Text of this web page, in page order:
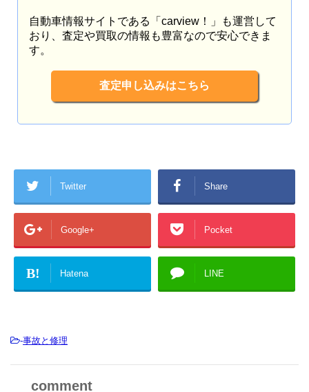
自動車情報サイトである「carview！」も運営して
おり、査定や買取の情報も豊富なので安心できま
す。
査定申し込みはこちら
Twitter Share
Google+ Pocket
B! Hatena LINE
-事故と修理
comment